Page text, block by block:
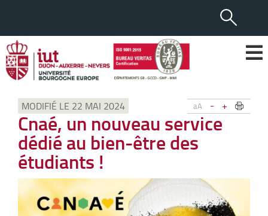
aA - +
MODIFIÉ LE 22 MAI 2024
Cnaé, un nouveau service
dédié au bien-être des
étudiants !